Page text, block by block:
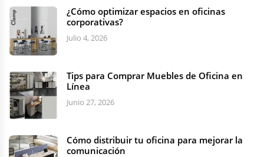
¿Cómo optimizar espacios en oficinas
corporativas?
Julio 4, 2026
Tips para Comprar Muebles de Oficina en
Línea
Junio 27, 2026
Cómo distribuir tu oficina para mejorar la
comunicación